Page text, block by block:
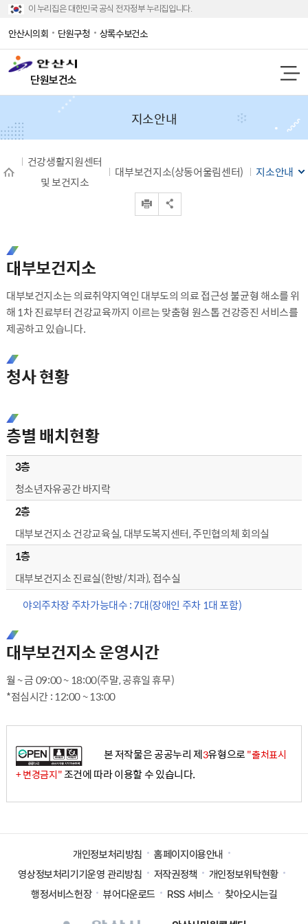
이 누리집은 대한민국 공식 전자정부 누리집입니다.
안산시의회 단원구청 상록수보건소
단원보건소
지소안내
건강생활지원센터
및 보건지소
대부보건지소(상동어울림센터) 지소안내
대부보건지소
대부보건지소는 의료취약지역인 대부도의 의료 접근성 불균형 해소를 위
해 1차 진료부터 건강교육까지 이르는 맞춤형 원스톱 건강증진 서비스를
제공하고 있습니다.
청사 현황
층별 배치현황
3층
청소년자유공간 바지락
2층
대부보건지소 건강교육실, 대부도복지센터, 주민협의체 회의실
1층
대부보건지소 진료실(한방/치과), 접수실
야외주차장 주차가능대수 : 7대(장애인 주차 1대 포함)
대부보건지소 운영시간
월 ~ 금 09:00 ~ 18:00(주말, 공휴일 휴무)
*점심시간 : 12:00 ~ 13:00
본 저작물은 공공누리 제3유형으로"출처표시
+ 변경금지"조건에 따라 이용할 수 있습니다.
개인정보처리방침
홈페이지이용안내
영상정보처리기기운영 관리방침
저작권정책
개인정보위탁현황
행정서비스헌장
뷰어다운로드 RSS 서비스 찾아오시는길